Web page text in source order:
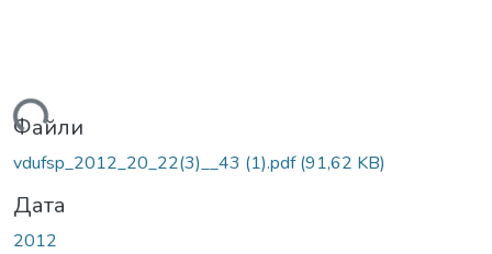
Файли
vdufsp_2012_20_22(3)__43 (1).pdf(91,62 KB)
Дата
2012